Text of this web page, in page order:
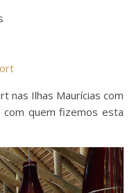
nas Ilhas Maurícias com
quem fizemos esta